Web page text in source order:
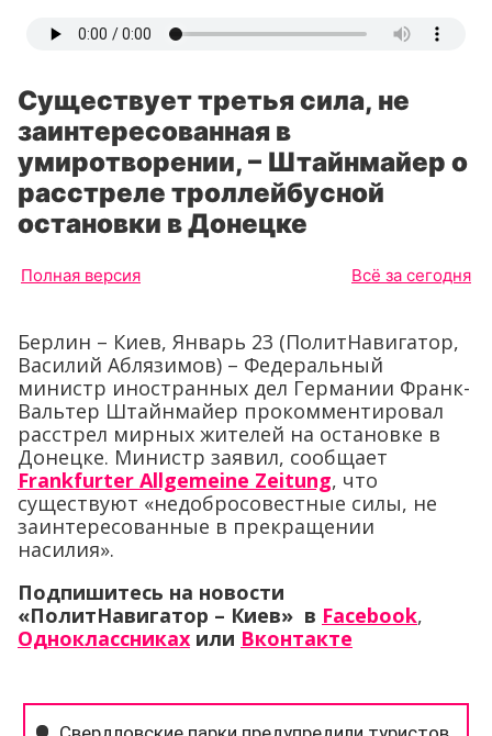
Существует третья сила, не
заинтересованная в
умиротворении, – Штайнмайер о
расстреле троллейбусной
остановки в Донецке
Полная версия Всё за сегодня
Берлин – Киев, Январь 23 (ПолитНавигатор,
Василий Аблязимов) – Федеральный
министр иностранных дел Германии Франк-
Вальтер Штайнмайер прокомментировал
расстрел мирных жителей на остановке в
Донецке. Министр заявил, сообщает
Frankfurter Allgemeine Zeitung, что
существуют «недобросовестные силы, не
заинтересованные в прекращении
насилия».
Подпишитесь на новости
«ПолитНавигатор – Киев» в Facebook,
Одноклассниках или Вконтакте